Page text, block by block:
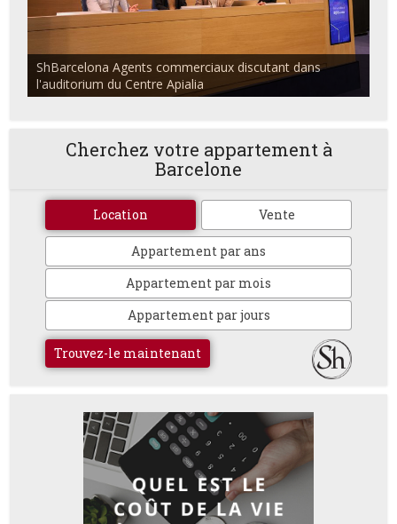
ShBarcelona Agents commerciaux discutant dans
l'auditorium du Centre Apialia
Cherchez votre appartement à
Barcelone
Location Vente
Appartement par ans
Appartement par mois
Appartement par jours
Trouvez-le maintenant